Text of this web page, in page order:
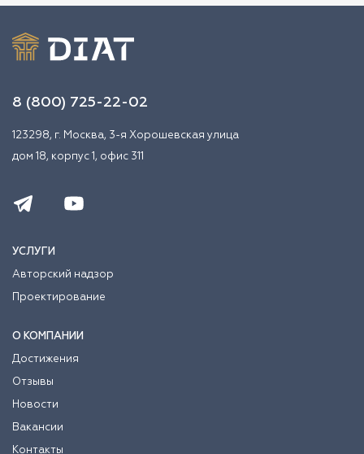
8 (800) 725-22-02
123298, г. Москва, 3-я Хорошевская улица
дом 18, корпус 1, офис 311
УСЛУГИ
Авторский надзор
Проектирование
О КОМПАНИИ
Достижения
Отзывы
Новости
Вакансии
Контакты